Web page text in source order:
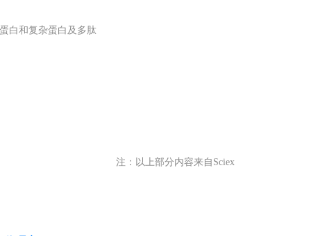
白和复杂蛋白及多肽
注：以上部分内容来自Sciex